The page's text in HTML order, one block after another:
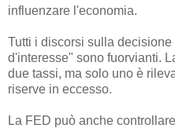
influenzare l'economia.
Tutti i discorsi sulla
d'interesse" sono fuorvianti.
due tassi, ma solo uno è
riserve in eccesso.
La FED può anche